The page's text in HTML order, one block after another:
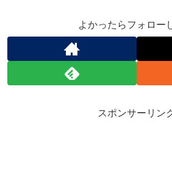
よかったらフォロー
スポンサーリン